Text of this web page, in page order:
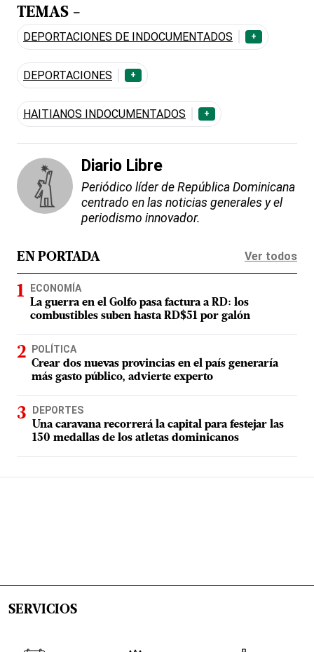
TEMAS -
DEPORTACIONES DE INDOCUMENTADOS +
DEPORTACIONES +
HAITIANOS INDOCUMENTADOS +
Diario Libre
Periódico líder de República Dominicana
centrado en las noticias generales y el
periodismo innovador.
EN PORTADA Ver todos
ECONOMÍA
La guerra en el Golfo pasa factura a RD: los
combustibles suben hasta RD$51 por galón
POLÍTICA
Crear dos nuevas provincias en el país generaría
más gasto público, advierte experto
DEPORTES
Una caravana recorrerá la capital para festejar las
150 medallas de los atletas dominicanos
SERVICIOS